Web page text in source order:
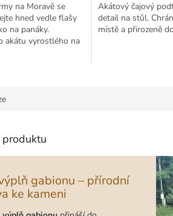
na Moravě se
hned vedle flašy
na panáky.
akátu vyrostlého na
Akátový čajový
detail na stůl.
místě a přirozeně
gabionu – přírodní
ke kameni